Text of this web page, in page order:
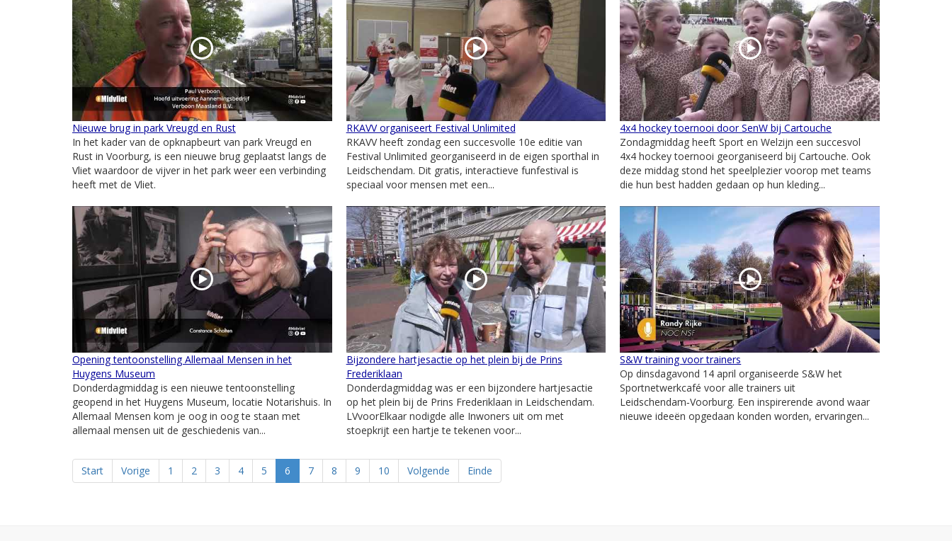
Nieuwe brug in park Vreugd en Rust
In het kader van de opknapbeurt van park Vreugd en
Rust in Voorburg, is een nieuwe brug geplaatst langs de
Vliet waardoor de vijver in het park weer een verbinding
heeft met de Vliet.
RKAVV organiseert Festival Unlimited
RKAVV heeft zondag een succesvolle 10e editie van
Festival Unlimited georganiseerd in de eigen sporthal in
Leidschendam. Dit gratis, interactieve funfestival is
speciaal voor mensen met een...
4x4 hockey toernooi door SenW bij Cartouche
Zondagmiddag heeft Sport en Welzijn een succesvol
4x4 hockey toernooi georganiseerd bij Cartouche. Ook
deze middag stond het speelplezier voorop met teams
die hun best hadden gedaan op hun kleding...
Opening tentoonstelling Allemaal Mensen in het
Huygens Museum
Donderdagmiddag is een nieuwe tentoonstelling
geopend in het Huygens Museum, locatie Notarishuis. In
Allemaal Mensen kom je oog in oog te staan met
allemaal mensen uit de geschiedenis van...
Bijzondere hartjesactie op het plein bij de Prins
Frederiklaan
Donderdagmiddag was er een bijzondere hartjesactie
op het plein bij de Prins Frederiklaan in Leidschendam.
LVvoorElkaar nodigde alle Inwoners uit om met
stoepkrijt een hartje te tekenen voor...
S&W training voor trainers
Op dinsdagavond 14 april organiseerde S&W het
Sportnetwerkcafé voor alle trainers uit
Leidschendam‑Voorburg. Een inspirerende avond waar
nieuwe ideeën opgedaan konden worden, ervaringen...
Start Vorige 1 2 3 4 5 6 7 8 9 10 Volgende Einde